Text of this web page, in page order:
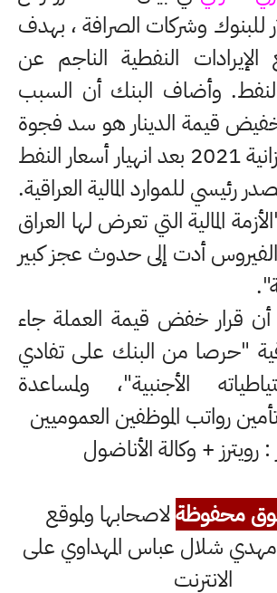
للبنوك وشركات الصرافة ، بهدف
النفطية الناجم عن
وأضاف البنك أن السبب
قيمة الدينار هو سد فجوة
التضخم في ميزانية 2021 بعد انهيار أسعار النفط
رئيسي للموارد المالية العراقية.
المالية التي تعرض لها العراق
أدت إلى حدوث عجز كبير
أن قرار خفض قيمة العملة جاء
"حرصا من البنك على تفادي
الأجنبية"، ولمساعدة
رواتب الموظفين العموميين
: رويترز + وكالة الأناضول
محفوظةلاصحابها ولموقع
مهدي شلال عباس المهداوي على
الانترنت